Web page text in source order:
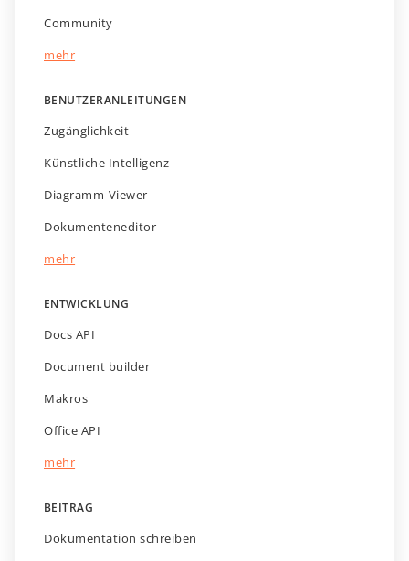
Community
mehr
BENUTZERANLEITUNGEN
Zugänglichkeit
Künstliche Intelligenz
Diagramm-Viewer
Dokumenteneditor
mehr
ENTWICKLUNG
Docs API
Document builder
Makros
Office API
mehr
BEITRAG
Dokumentation schreiben